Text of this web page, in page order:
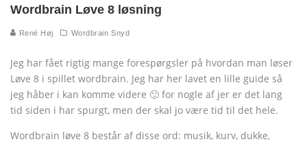
Wordbrain Løve 8 løsning
René Høj Wordbrain Snyd
Jeg har fået rigtig mange forespørgsler på hvordan man løser
Løve 8 i spillet wordbrain. Jeg har her lavet en lille guide så
jeg håber i kan komme videre 🙂 for nogle af jer er det lang
tid siden i har spurgt, men der skal jo være tid til det hele.
Wordbrain løve 8 består af disse ord: musik, kurv, dukke,